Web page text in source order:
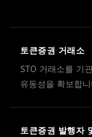
토큰증권 거래소
STO 거래소를 기
유동성을 확보합
토큰증권 발행자